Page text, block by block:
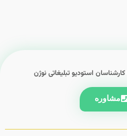
استودیو تبلیغاتی نوژن
مشاوره